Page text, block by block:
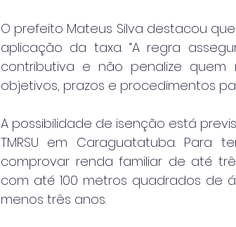
O prefeito Mateus Silva destacou
aplicação da taxa. “A regra
contributiva e não penalize quem
objetivos, prazos e procedimentos
A possibilidade de isenção está
TMRSU em Caraguatatuba. Para
comprovar renda familiar de até
com até 100 metros quadrados de
menos três anos.